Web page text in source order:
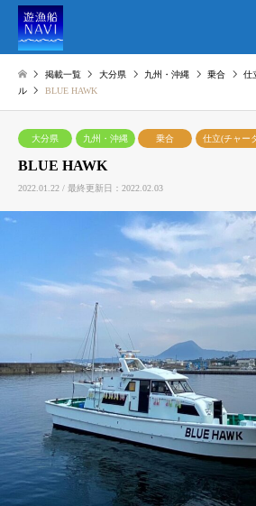
掲載一覧 大分県 九州・沖縄 乗合 仕
ル
BLUE HAWK
大分県 九州・沖縄 乗合 仕立(チャー
BLUE HAWK
2022.01.22 / 最終更新日：2022.02.03